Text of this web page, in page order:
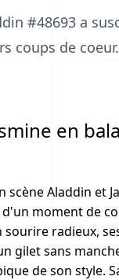
#48693 a
coups de
en
scène Aladdin et
moment de
sourire radieux,
gilet sans
de son style.